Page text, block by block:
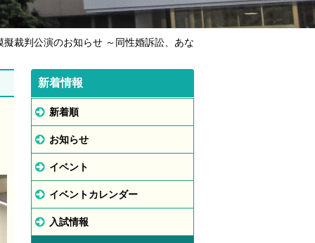
裁判公演のお知らせ ～同性婚訴訟、あな
新着情報
新着順
お知らせ
イベント
イベントカレンダー
入試情報